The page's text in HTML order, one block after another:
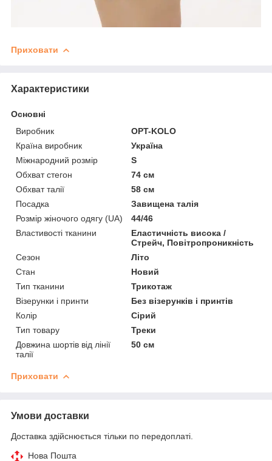
Приховати
Характеристики
Основні
Виробник
OPT-KOLO
Країна виробник
Україна
Міжнародний розмір
S
Обхват стегон
74 см
Обхват талії
58 см
Посадка
Завищена талія
Розмір жіночого одягу (UA)
44/46
Властивості тканини
Еластичність висока /
Стрейч, Повітропроникність
Сезон
Літо
Стан
Новий
Тип тканини
Трикотаж
Візерунки і принти
Без візерунків і принтів
Колір
Сірий
Тип товару
Треки
Довжина шортів від лінії
талії
50 см
Приховати
Умови доставки
Доставка здійснюється тільки по передоплаті.
Нова Пошта